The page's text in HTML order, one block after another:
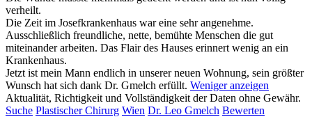
verheilt.
Die Zeit im Josefkrankenhaus war eine sehr angenehme.
Ausschließlich freundliche, nette, bemühte Menschen die gut
miteinander arbeiten. Das Flair des Hauses erinnert wenig an ein
Krankenhaus.
Jetzt ist mein Mann endlich in unserer neuen Wohnung, sein größter
Wunsch hat sich dank Dr. Gmelch erfüllt. Weniger anzeigen
Aktualität, Richtigkeit und Vollständigkeit der Daten ohne Gewähr.
Suche Plastischer Chirurg Wien Dr. Leo Gmelch Bewerten